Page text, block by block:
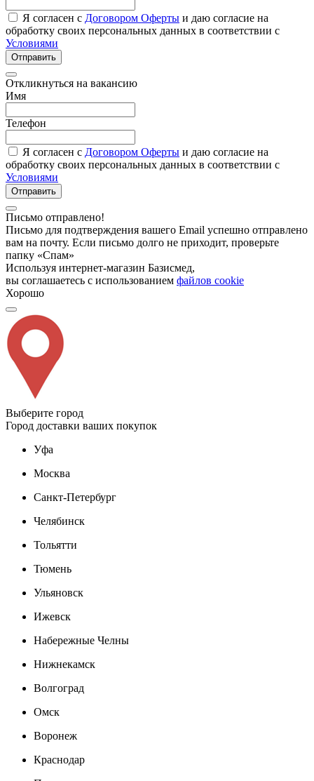
Я согласен с Договором Оферты и даю согласие на
обработку своих персональных данных в соответствии с
Условиями
Отправить
Откликнуться на вакансию
Имя
Телефон
Я согласен с Договором Оферты и даю согласие на
обработку своих персональных данных в соответствии с
Условиями
Отправить
Письмо отправлено!
Письмо для подтверждения вашего Email успешно отправлено
вам на почту. Если письмо долго не приходит, проверьте
папку «Спам»
Используя интернет-магазин Базисмед,
вы соглашаетесь с использованием файлов cookie
Хорошо
Выберите город
Город доставки ваших покупок
Уфа
Москва
Санкт-Петербург
Челябинск
Тольятти
Тюмень
Ульяновск
Ижевск
Набережные Челны
Нижнекамск
Волгоград
Омск
Воронеж
Краснодар